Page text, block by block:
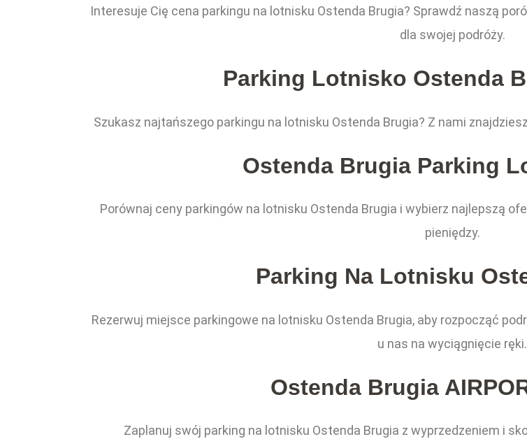
Interesuje Cię cena parkingu na lotnisku Ostenda Brugia? Sprawdź naszą
dla swojej podróży.
Parking Lotnisko Ostenda
Szukasz najtańszego parkingu na lotnisku Ostenda Brugia? Z nami
Ostenda Brugia Parking
Porównaj ceny parkingów na lotnisku Ostenda Brugia i wybierz najlepszą
pieniędzy.
Parking Na Lotnisku
Rezerwuj miejsce parkingowe na lotnisku Ostenda Brugia, aby rozpocząć
u nas na wyciągnięcie ręki.
Ostenda Brugia
Zaplanuj swój parking na lotnisku Ostenda Brugia z wyprzedzeniem i